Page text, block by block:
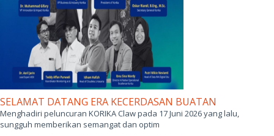
SELAMAT DATANG ERA KECERDASAN BUATAN
Menghadiri peluncuran KORIKA Claw pada 17 Juni 2026 yang lalu,
sungguh memberikan semangat dan optim